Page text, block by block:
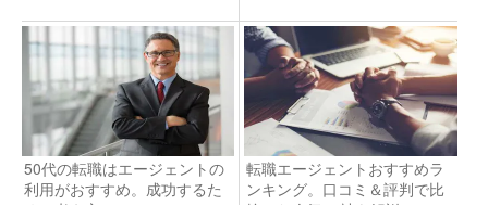
50代の転職はエージェントの
利用がおすすめ。成功するた
転職エージェントおすすめラ
ンキング。口コミ＆評判で比